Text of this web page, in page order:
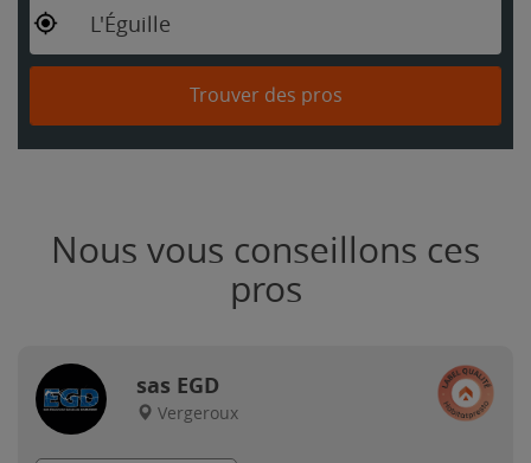
L'Éguille
Trouver des pros
Nous vous conseillons ces
pros
sas EGD
Vergeroux